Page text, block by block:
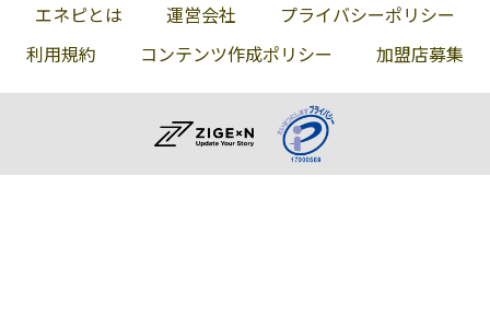
エネピとは 運営会社
プライバシーポリシー
利用規約
コンテンツ作成ポリシー 加盟店募集